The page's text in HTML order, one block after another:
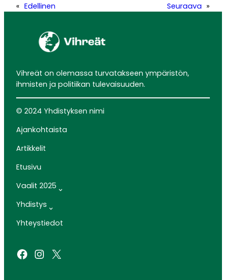
« Edellinen Seuraava »
Vihreät on olemassa turvatakseen ympäristön,
ihmisten ja politiikan tulevaisuuden.
© 2024 Yhdistyksen nimi
Ajankohtaista
Artikkelit
Etusivu
Vaalit 2025
Yhdistys
Yhteystiedot
Facebook Instagram X